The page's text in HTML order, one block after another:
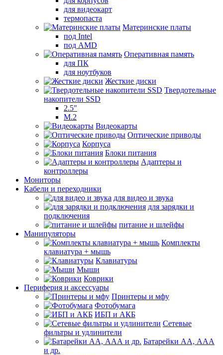
для видеокарт
термопаста
Материнские платы
под Intel
под AMD
Оперативная память
для ПК
для ноутбуков
Жесткие диски
Твердотельные
накопители SSD
2.5"
M.2
Видеокарты
Оптические приводы
Корпуса
Блоки питания
Адаптеры и
контроллеры
Мониторы
Кабели и переходники
для видео и звука
для зарядки и
подключения
питание и шлейфы
Манипуляторы
Комплекты
клавиатура + мышь
Клавиатуры
Мыши
Коврики
Периферия и аксессуары
Принтеры и мфу
Фотобумага
ИБП и АКБ
Сетевые
фильтры и удлинители
Батарейки АА, ААА
и др.